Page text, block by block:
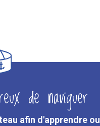
de naviguer
afin d'apprendre ou